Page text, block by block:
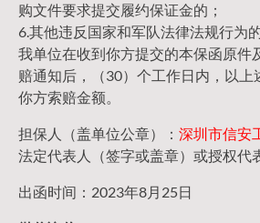
购文件要求提交履约保证金的；
6.其他违反国家和军队法律法规行为的
我单位在收到你方提交的本保函原件
赔通知后，（30）个工作日内，以上
你方索赔金额。
担保人（盖单位公章）： 深圳市信安
法定代表人（签字或盖章）或授权代
出函时间：2023年8月25日